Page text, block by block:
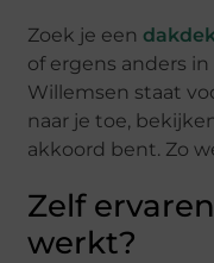
Zoek je een
of ergens anders
Willemsen staat
naar je toe,
akkoord bent. Zo
Zelf
werkt?